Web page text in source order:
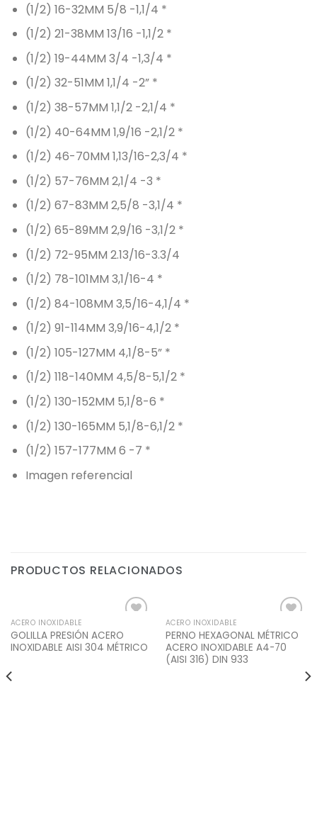
(1/2) 16-32MM 5/8 -1,1/4 *
(1/2) 21-38MM 13/16 -1,1/2 *
(1/2) 19-44MM 3/4 -1,3/4 *
(1/2) 32-51MM 1,1/4 -2” *
(1/2) 38-57MM 1,1/2 -2,1/4 *
(1/2) 40-64MM 1,9/16 -2,1/2 *
(1/2) 46-70MM 1,13/16-2,3/4 *
(1/2) 57-76MM 2,1/4 -3 *
(1/2) 67-83MM 2,5/8 -3,1/4 *
(1/2) 65-89MM 2,9/16 -3,1/2 *
(1/2) 72-95MM 2.13/16-3.3/4
(1/2) 78-101MM 3,1/16-4 *
(1/2) 84-108MM 3,5/16-4,1/4 *
(1/2) 91-114MM 3,9/16-4,1/2 *
(1/2) 105-127MM 4,1/8-5” *
(1/2) 118-140MM 4,5/8-5,1/2 *
(1/2) 130-152MM 5,1/8-6 *
(1/2) 130-165MM 5,1/8-6,1/2 *
(1/2) 157-177MM 6 -7 *
Imagen referencial
PRODUCTOS RELACIONADOS
Add to
Wishlist
ACERO INOXIDABLE
GOLILLA PRESIÓN ACERO
INOXIDABLE AISI 304 MÉTRICO
Add to
Wishlist
ACERO INOXIDABLE
PERNO HEXAGONAL MÉTRICO
ACERO INOXIDABLE A4-70
(AISI 316) DIN 933